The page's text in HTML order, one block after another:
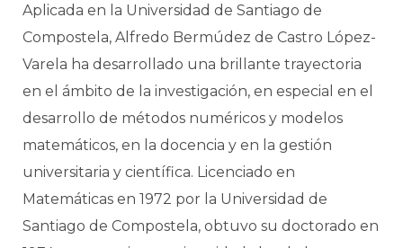
Aplicada en la Universidad de Santiago de
Compostela, Alfredo Bermúdez de Castro López-
Varela ha desarrollado una brillante trayectoria
en el ámbito de la investigación, en especial en el
desarrollo de métodos numéricos y modelos
matemáticos, en la docencia y en la gestión
universitaria y científica. Licenciado en
Matemáticas en 1972 por la Universidad de
Santiago de Compostela, obtuvo su doctorado en